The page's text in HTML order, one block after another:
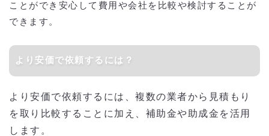
ことができ安心して費用や会社を比較や検討することが
できます。
より安価で依頼するには？
より安価で依頼するには、複数の業者から見積もり
を取り比較することに加え、補助金や助成金を活用
します。